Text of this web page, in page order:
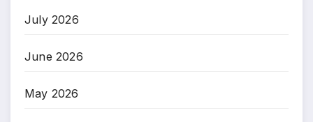
July 2026
June 2026
May 2026